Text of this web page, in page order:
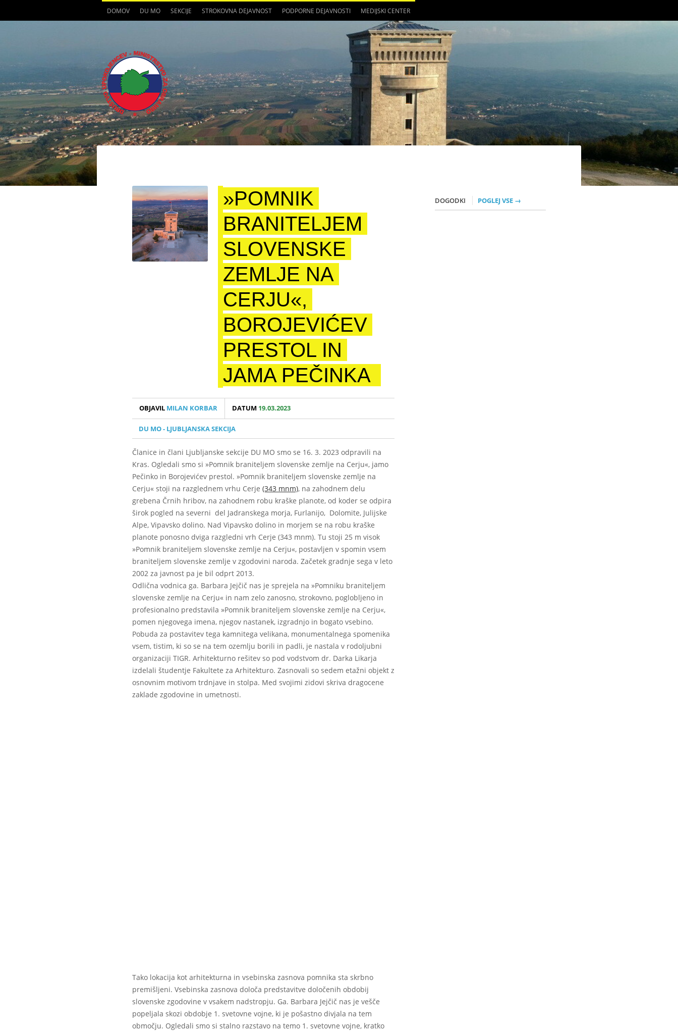
DOMOV DU MO SEKCIJE STROKOVNA DEJAVNOST PODPORNE DEJAVNOSTI MEDIJSKI CENTER
»POMNIK
BRANITELJEM
SLOVENSKE
ZEMLJE NA
CERJU«,
BOROJEVIĆEV
PRESTOL IN
JAMA PEČINKA
OBJAVIL MILAN KORBAR DATUM 19.03.2023
DU MO - LJUBLJANSKA SEKCIJA
Članice in člani Ljubljanske sekcije DU MO smo se 16. 3. 2023 odpravili na
Kras. Ogledali smo si »Pomnik braniteljem slovenske zemlje na Cerju«, jamo
Pečinko in Borojevićev prestol. »Pomnik braniteljem slovenske zemlje na
Cerju« stoji na razglednem vrhu Cerje (343 mnm), na zahodnem delu
grebena Črnih hribov, na zahodnem robu kraške planote, od koder se odpira
širok pogled na severni del Jadranskega morja, Furlanijo, Dolomite, Julijske
Alpe, Vipavsko dolino. Nad Vipavsko dolino in morjem se na robu kraške
planote ponosno dviga razgledni vrh Cerje (343 mnm). Tu stoji 25 m visok
»Pomnik braniteljem slovenske zemlje na Cerju«, postavljen v spomin vsem
braniteljem slovenske zemlje v zgodovini naroda. Začetek gradnje sega v leto
2002 za javnost pa je bil odprt 2013.
Odlična vodnica ga. Barbara Jejčič nas je sprejela na »Pomniku braniteljem
slovenske zemlje na Cerju« in nam zelo zanosno, strokovno, poglobljeno in
profesionalno predstavila »Pomnik braniteljem slovenske zemlje na Cerju«,
pomen njegovega imena, njegov nastanek, izgradnjo in bogato vsebino.
Pobuda za postavitev tega kamnitega velikana, monumentalnega spomenika
vsem, tistim, ki so se na tem ozemlju borili in padli, je nastala v rodoljubni
organizaciji TIGR. Arhitekturno rešitev so pod vodstvom dr. Darka Likarja
izdelali študentje Fakultete za Arhitekturo. Zasnovali so sedem etažni objekt z
osnovnim motivom trdnjave in stolpa. Med svojimi zidovi skriva dragocene
zaklade zgodovine in umetnosti.
Tako lokacija kot arhitekturna in vsebinska zasnova pomnika sta skrbno
premišljeni. Vsebinska zasnova določa predstavitve določenih obdobij
slovenske zgodovine v vsakem nadstropju. Ga. Barbara Jejčič nas je vešče
popeljala skozi obdobje 1. svetovne vojne, ki je pošastno divjala na tem
območju. Ogledali smo si stalno razstavo na temo 1. svetovne vojne, kratko
DOGODKI POGLEJ VSE →